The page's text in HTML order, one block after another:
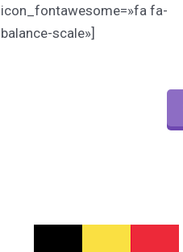
icon_fontawesome=»fa fa-
balance-scale»]